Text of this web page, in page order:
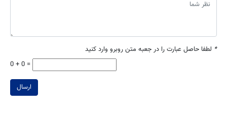
* لطفا حاصل عبارت را در جعبه متن روبرو وارد کنید
0 + 0 =
ارسال